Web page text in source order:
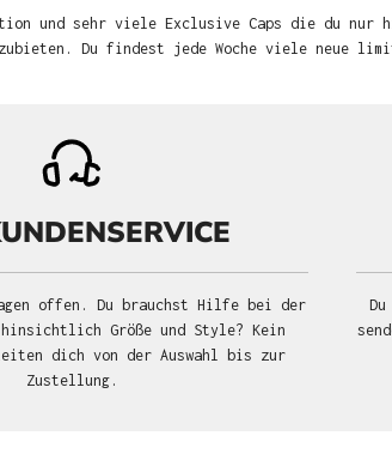
und sehr viele Exclusive Caps die du nur
Du findest jede Woche viele neue
offen. Du brauchst Hilfe bei der
hinsichtlich Größe und Style? Kein
dich von der Auswahl bis zur
Zustellung.